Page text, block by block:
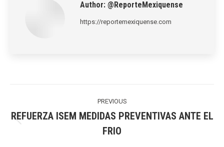
Author: @ReporteMexiquense
https://reportemexiquense.com
PREVIOUS
post:
REFUERZA ISEM MEDIDAS PREVENTIVAS ANTE EL
FRIO